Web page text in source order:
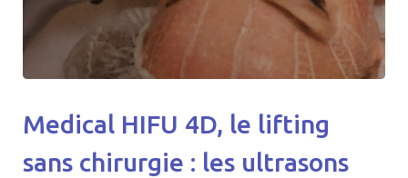
Medical HIFU 4D, le lifting
sans chirurgie : les ultrasons